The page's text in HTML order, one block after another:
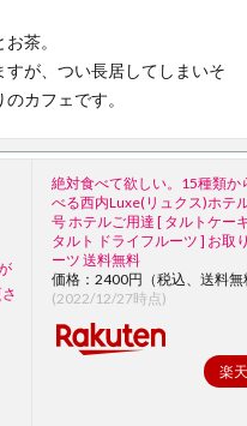
茶。
が、つい長居してしまいそ
カフェです。
絶対食べて欲しい。15種類か
べる西内Luxe(リュクス)ホテ
号 ホテルご用達 [ タルトケー
タルト ドライフルーツ ] お取
ーツ 送料無料
価格：2400円（税込、送料無
(2022/12/27時点)
楽